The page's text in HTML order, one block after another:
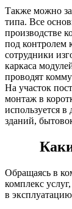
Также можно
типа. Все
производстве
под контролем
сотрудники
каркаса
проводят
На участок
монтаж в
используется в
зданий,
Обращаясь в
комплекс
в